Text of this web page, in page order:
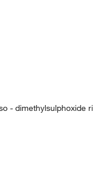
- dimethylsulphoxide